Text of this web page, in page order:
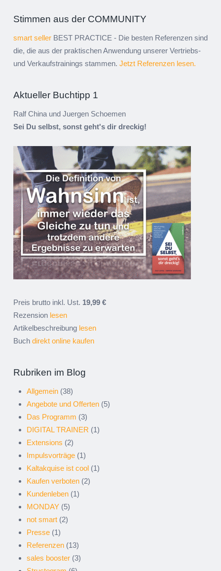
Stimmen aus der COMMUNITY
smart seller BEST PRACTICE - Die besten Referenzen sind
die, die aus der praktischen Anwendung unserer Vertriebs-
und Verkaufstrainings stammen. Jetzt Referenzen lesen.
Aktueller Buchtipp 1
Ralf China und Juergen Schoemen
Sei Du selbst, sonst geht's dir dreckig!
Preis brutto inkl. Ust. 19,99 €
Rezension lesen
Artikelbeschreibung lesen
Buch direkt online kaufen
Rubriken im Blog
Allgemein (38)
Angebote und Offerten (5)
Das Programm (3)
DIGITAL TRAINER (1)
Extensions (2)
Impulsvorträge (1)
Kaltakquise ist cool (1)
Kaufen verboten (2)
Kundenleben (1)
MONDAY (5)
not smart (2)
Presse (1)
Referenzen (13)
sales booster (3)